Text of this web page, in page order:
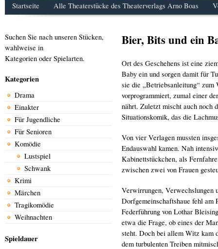
Startseite Alle Theaterstücke des Theaterverlags Arno Boas
Suchen Sie nach unseren Stücken,
wahlweise in
Kategorien oder Spielarten.
Kategorien
Drama
Einakter
Für Jugendliche
Für Senioren
Komödie
Lustspiel
Schwank
Krimi
Märchen
Tragikomödie
Weihnachten
Spieldauer
Bier, Bits und ein
Ort des Geschehens ist eine
Baby ein und sorgen damit für
sie die „Betriebsanleitung“
vorprogrammiert, zumal einer
nährt. Zuletzt mischt auch noch
Situationskomik, das die
Von vier Verlagen mussten
Endauswahl kamen. Nah
Kabinettstückchen, als
zwischen zwei von Frauen
Verwirrungen, Verwechslungen
Dorfgemeinschaftshaue fehl am
Federführung von Lothar
etwa die Frage, ob eines der
steht. Doch bei allem Witz kam
dem turbulenten Treiben